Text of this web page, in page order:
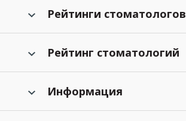
Рейтинги стоматологов
Рейтинг стоматологий
Информация